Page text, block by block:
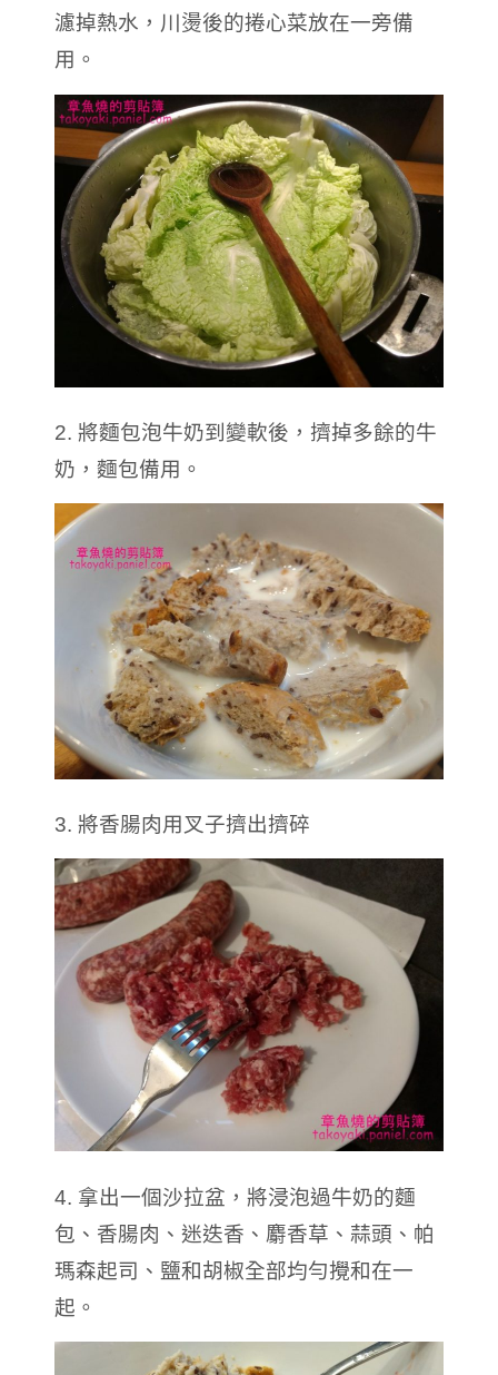
濾掉熱水，川燙後的捲心菜放在一旁備
用。
2. 將麵包泡牛奶到變軟後，擠掉多餘的牛
奶，麵包備用。
3. 將香腸肉用叉子擠出擠碎
4. 拿出一個沙拉盆，將浸泡過牛奶的麵
包、香腸肉、迷迭香、麝香草、蒜頭、帕
瑪森起司、鹽和胡椒全部均勻攪和在一
起。